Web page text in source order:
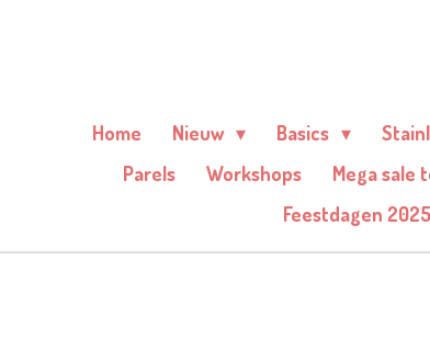
hoofdinhoud
Home Nieuw Basics
Parels
Workshops Mega sale
Feestdagen 2025